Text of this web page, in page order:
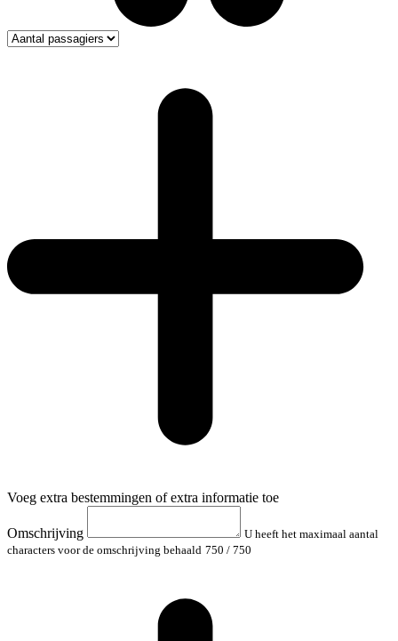
Voeg extra bestemmingen of extra informatie toe
Omschrijving
U heeft het maximaal aantal
characters voor de omschrijving behaald 750 / 750